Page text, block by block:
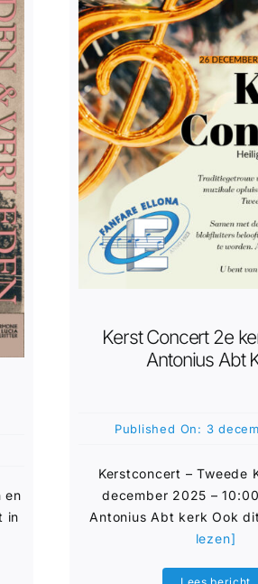
en
in
Kerst Concert 2e
Antonius Abt
Published On: 3
Kerstconcert – Tweede
december 2025 –
Antonius Abt kerk Ook
lezen]